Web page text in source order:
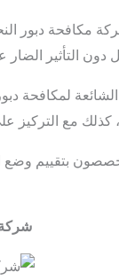
مكافحة دبور
التأثير الضار
لمكافحة
كذلك مع التركيز
بتقييم وضع
شركة